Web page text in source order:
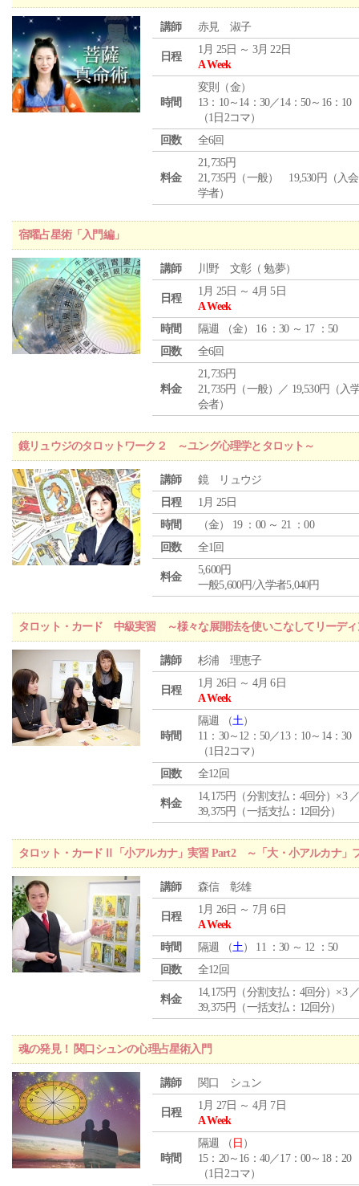
講師 赤見 淑子
日程
1月 25日 ～ 3月 22日
A Week
時間
変則（金）
13：10～14：30／14：50～16：10
（1日2コマ）
回数
全6回
料金
21,735円
21,735円（一般） 19,530円（入
学者）
宿曜占星術「入門編」
講師 川野 文彰（ 勉夢）
日程
1月 25日 ～ 4月 5日
A Week
時間
隔週 （金） 16 ：30 ～ 17 ：50
回数
全6回
料金
21,735円
21,735円（一般）／ 19,530円（入
会者）
鏡リュウジのタロットワーク２ ～ユング心理学とタロット～
講師
鏡 リュウジ
日程
1月 25日
時間
（金） 19 ：00 ～ 21 ：00
回数
全1回
料金
5,600円
一般5,600円/入学者5,040円
タロット・カード 中級実習 ～様々な展開法を使いこなしてリーディ
講師 杉浦 理恵子
日程
1月 26日 ～ 4月 6日
A Week
時間
隔週 （土）
11：30～12：50／13：10～14：30
（1日2コマ）
回数
全12回
料金
14,175円（分割支払：4回分）×3
39,375円（一括支払：12回分）
タロット・カードⅡ「小アルカナ」実習 Part2 ～「大・小アルカナ」
講師 森信 彰雄
日程
1月 26日 ～ 7月 6日
A Week
時間
隔週 （土） 11 ：30 ～ 12 ：50
回数
全12回
料金
14,175円（分割支払：4回分）×3
39,375円（一括支払：12回分）
魂の発見！ 関口シュンの心理占星術入門
講師 関口 シュン
日程
1月 27日 ～ 4月 7日
A Week
時間
隔週 （ 日 ）
15：20～16：40／17：00～18：20
（1日2コマ）